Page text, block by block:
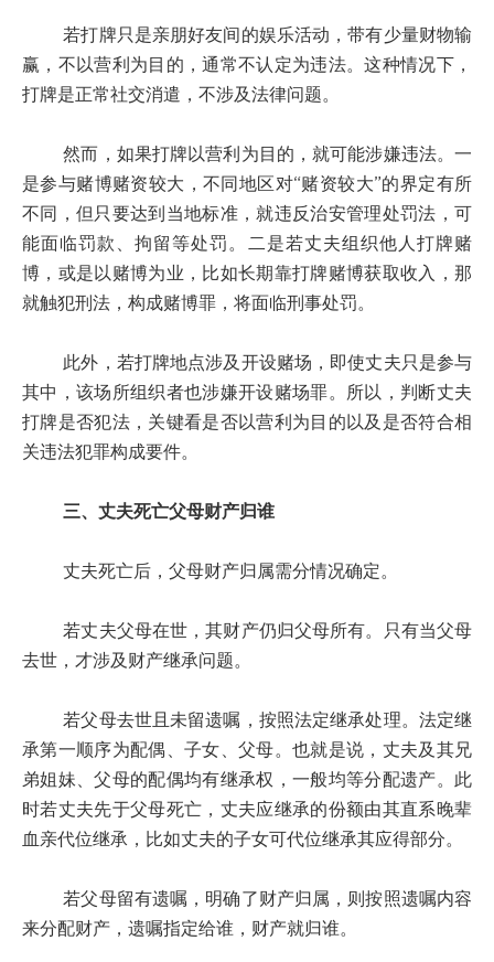
若打牌只是亲朋好友间的娱乐活动，带有少量财物输
赢，不以营利为目的，通常不认定为违法。这种情况下，
打牌是正常社交消遣，不涉及法律问题。
然而，如果打牌以营利为目的，就可能涉嫌违法。一
是参与赌博赌资较大，不同地区对“赌资较大”的界定有所
不同，但只要达到当地标准，就违反治安管理处罚法，可
能面临罚款、拘留等处罚。二是若丈夫组织他人打牌赌
博，或是以赌博为业，比如长期靠打牌赌博获取收入，那
就触犯刑法，构成赌博罪，将面临刑事处罚。
此外，若打牌地点涉及开设赌场，即使丈夫只是参与
其中，该场所组织者也涉嫌开设赌场罪。所以，判断丈夫
打牌是否犯法，关键看是否以营利为目的以及是否符合相
关违法犯罪构成要件。
三、丈夫死亡父母财产归谁
丈夫死亡后，父母财产归属需分情况确定。
若丈夫父母在世，其财产仍归父母所有。只有当父母
去世，才涉及财产继承问题。
若父母去世且未留遗嘱，按照法定继承处理。法定继
承第一顺序为配偶、子女、父母。也就是说，丈夫及其兄
弟姐妹、父母的配偶均有继承权，一般均等分配遗产。此
时若丈夫先于父母死亡，丈夫应继承的份额由其直系晚辈
血亲代位继承，比如丈夫的子女可代位继承其应得部分。
若父母留有遗嘱，明确了财产归属，则按照遗嘱内容
来分配财产，遗嘱指定给谁，财产就归谁。